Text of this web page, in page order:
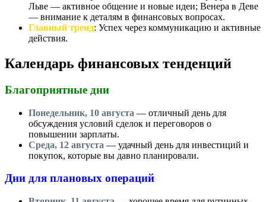
Льве — активное общение и новые идеи; Венера в Деве
— внимание к деталям в финансовых вопросах.
Главный тренд: Успех через коммуникацию и активные
действия.
Календарь финансовых тенденций
Благоприятные дни
Понедельник, 10 августа — отличный день для
обсуждения условий сделок и переговоров о
повышении зарплаты.
Среда, 12 августа — удачный день для инвестиций и
покупок, которые вы давно планировали.
Дни для плановых операций